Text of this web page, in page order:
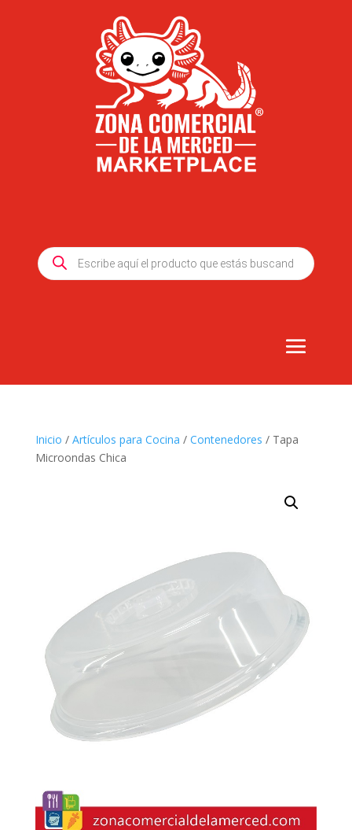
Products
search
Inicio / Artículos para Cocina / Contenedores / Tapa
Microondas Chica